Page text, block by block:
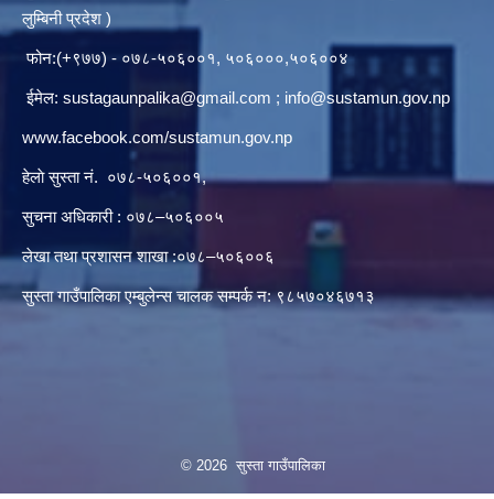
लुम्बिनी प्रदेश )
फोन:(+९७७) - ०७८-५०६००१, ५०६०००,५०६००४
ईमेल: sustagaunpalika@gmail.com ; info@sustamun.gov.np
www.facebook.com/sustamun.gov.np
हेलाे सुस्ता नं. ०७८-५०६००१,
सुचना अधिकारी : ०७८–५०६००५
लेखा तथा प्रशासन शाखा :०७८–५०६००६
सुस्ता गाउँपालिका एम्बुलेन्स चालक सम्पर्क न‌‍: ९८५७०४६७१३
© 2026 सुस्ता गाउँपालिका